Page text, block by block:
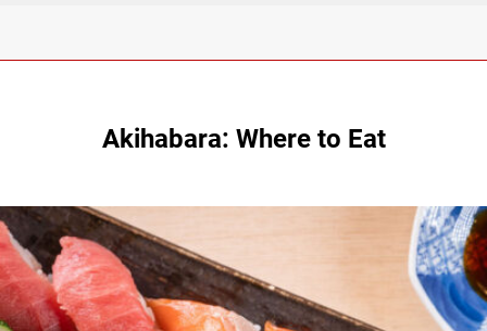
Akihabara: Where to Eat